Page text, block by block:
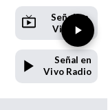
Señal en
Vivo TV
Señal en
Vivo Radio